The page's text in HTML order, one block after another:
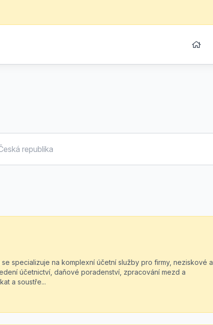
specializuje na komplexní účetní služby pro firmy, neziskové a
účetnictví, daňové poradenství, zpracování mezd a
a soustře...